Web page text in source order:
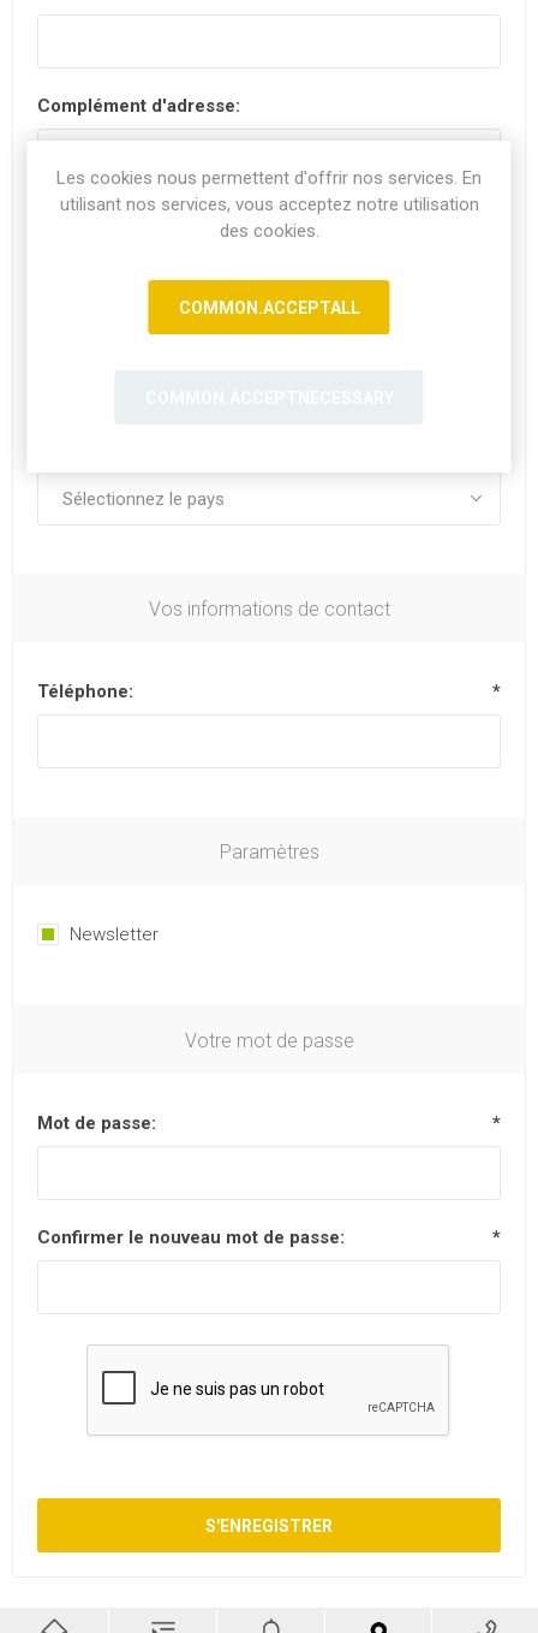
Complément d'adresse:
Vos informations de contact
Téléphone: *
Paramètres
Newsletter
Votre mot de passe
Mot de passe: *
Confirmer le nouveau mot de passe: *
Les cookies nous permettent d'offrir nos services. En
utilisant nos services, vous acceptez notre utilisation
des cookies.
COMMON.ACCEPTALL